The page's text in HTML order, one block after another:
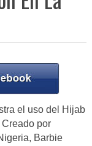
el uso del Hijab
por
Barbie